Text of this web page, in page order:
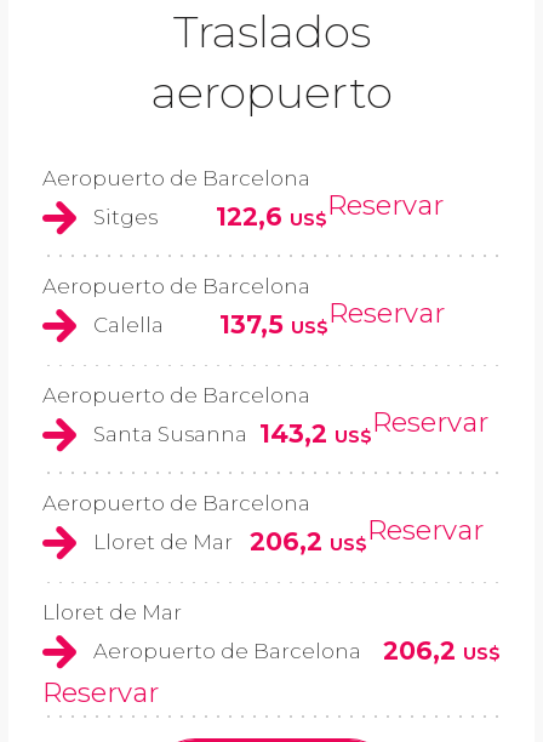
Traslados
aeropuerto
Aeropuerto de Barcelona
Sitges
122,6 US$Reservar
Aeropuerto de Barcelona
Calella
137,5 US$Reservar
Aeropuerto de Barcelona
Santa Susanna
143,2 US$Reservar
Aeropuerto de Barcelona
Lloret de Mar
206,2 US$Reservar
Lloret de Mar
Aeropuerto de Barcelona
206,2 US$
Reservar